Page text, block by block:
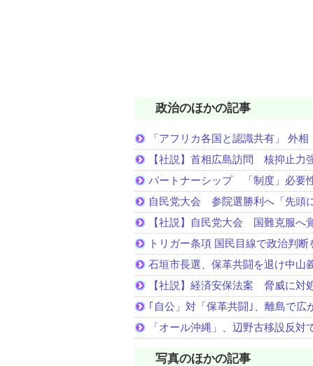
政治のほかの記事
「アフリカ各国と認識共有」 外
【社説】首相広島訪問 核抑止力
パートナーシップ 「制度」必要
自民党大会 参院選勝利へ「先頭に
【社説】自民党大会 国難克服へ
トリガー条項 国民目線で政治判
石垣市長選、保革共闘を退け中山
【社説】経済安保法案 脅威に対
｢自公」対「保革共闘｣、離島で広
「オール沖縄」、辺野古移設反対
写真のほかの記事